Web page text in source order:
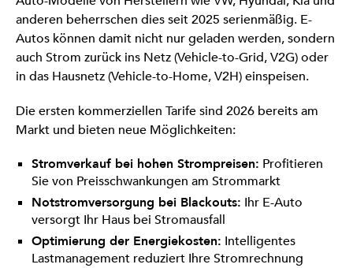
anderen beherrschen dies seit 2025 serienmäßig. E-
Autos können damit nicht nur geladen werden, sondern
auch Strom zurück ins Netz (Vehicle-to-Grid, V2G) oder
in das Hausnetz (Vehicle-to-Home, V2H) einspeisen.
Die ersten kommerziellen Tarife sind 2026 bereits am
Markt und bieten neue Möglichkeiten:
Stromverkauf bei hohen Strompreisen: Profitieren
Sie von Preisschwankungen am Strommarkt
Notstromversorgung bei Blackouts: Ihr E-Auto
versorgt Ihr Haus bei Stromausfall
Optimierung der Energiekosten: Intelligentes
Lastmanagement reduziert Ihre Stromrechnung